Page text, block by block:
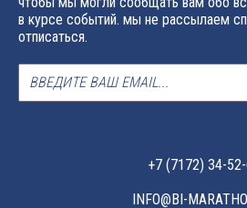
+7 (7172) 34-
INFO@BI-
в курсе событий. мы не рассылаем
отписаться.